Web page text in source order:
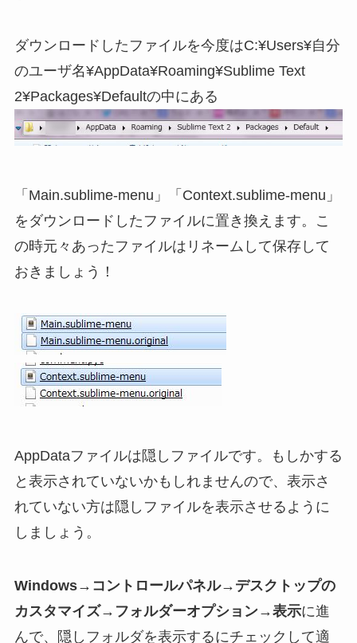
ダウンロードしたファイルを今度はC:¥Users¥自分
のユーザ名¥AppData¥Roaming¥Sublime Text
2¥Packages¥Defaultの中にある
「Main.sublime-menu」「Context.sublime-menu」
をダウンロードしたファイルに置き換えます。こ
の時元々あったファイルはリネームして保存して
おきましょう！
AppDataファイルは隠しファイルです。もしかする
と表示されていないかもしれませんので、表示さ
れていない方は隠しファイルを表示させるように
しましょう。
Windows→コントロールパネル→デスクトップの
カスタマイズ→フォルダーオプション→表示に進
んで、隠しフォルダを表示するにチェックして適